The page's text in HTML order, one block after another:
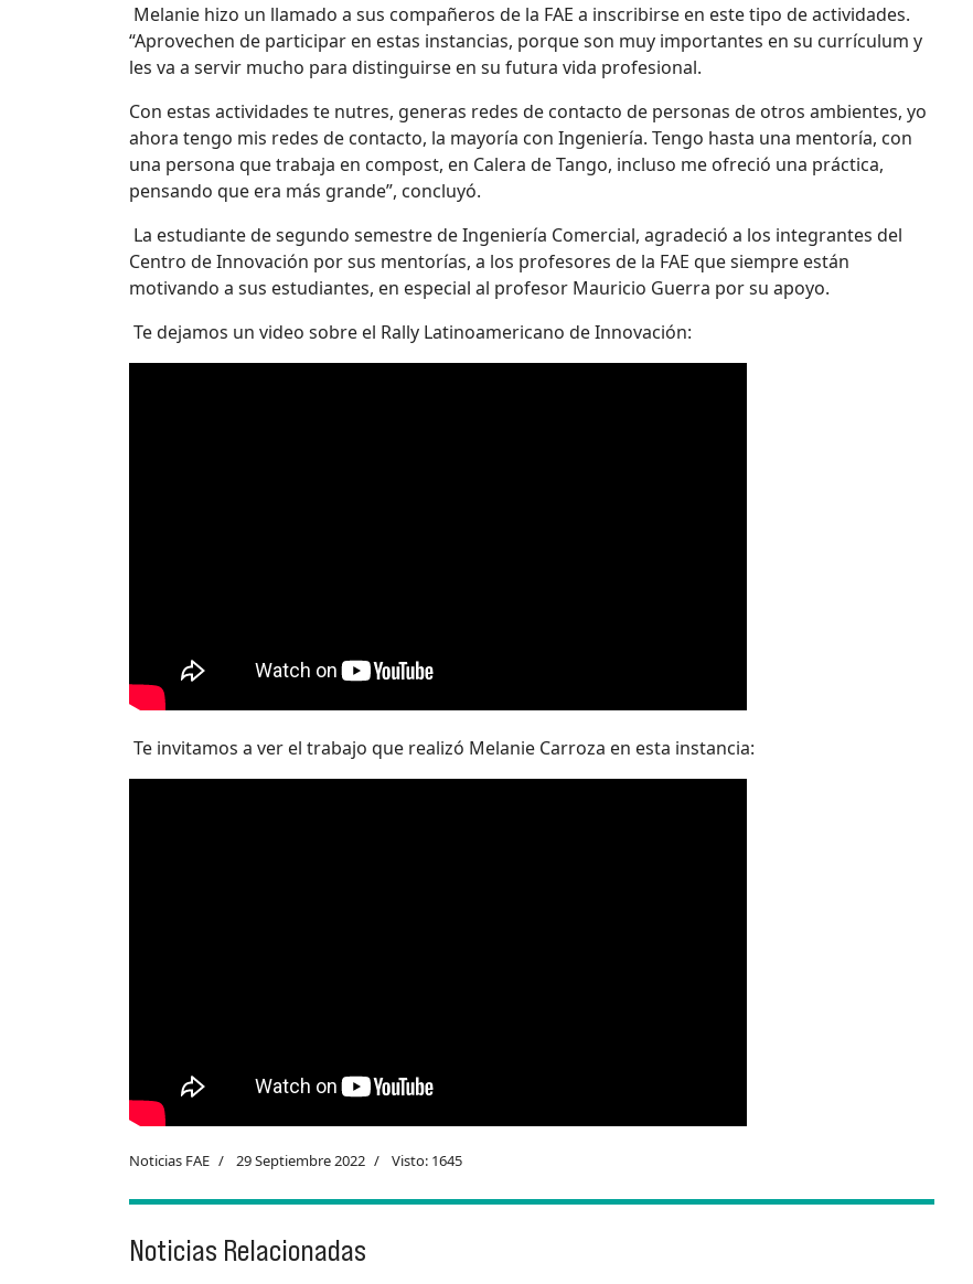
Melanie hizo un llamado a sus compañeros de la FAE a inscribirse en este tipo de actividades.
“Aprovechen de participar en estas instancias, porque son muy importantes en su currículum y
les va a servir mucho para distinguirse en su futura vida profesional.
Con estas actividades te nutres, generas redes de contacto de personas de otros ambientes, yo
ahora tengo mis redes de contacto, la mayoría con Ingeniería. Tengo hasta una mentoría, con
una persona que trabaja en compost, en Calera de Tango, incluso me ofreció una práctica,
pensando que era más grande”, concluyó.
La estudiante de segundo semestre de Ingeniería Comercial, agradeció a los integrantes del
Centro de Innovación por sus mentorías, a los profesores de la FAE que siempre están
motivando a sus estudiantes, en especial al profesor Mauricio Guerra por su apoyo.
Te dejamos un video sobre el Rally Latinoamericano de Innovación:
Te invitamos a ver el trabajo que realizó Melanie Carroza en esta instancia:
Noticias FAE 29 Septiembre 2022 Visto: 1645
Noticias Relacionadas